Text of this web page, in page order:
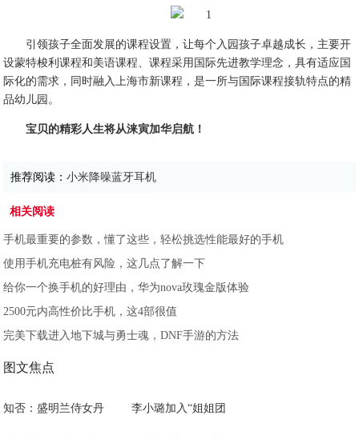
引领孩子全面发展的课程设置，让每个入园孩子卓越成长，主要开
设蒙特梭利课程和美语课程、课程采用国际先进教学理念，具有适应国
际化的需求，同时融入上海市新课程，是一所与国际课程接轨特点的精
品幼儿园。
宝贝的精彩人生将从涞寅加华启航！
推荐阅读：小米降噪蓝牙耳机
相关阅读
手机最重要的参数，懂了这些，轻松挑选性能最好的手机
使用手机充电桩有风险，这几点了解一下
给你一个换手机的好理由，华为nova玫瑰金版体验
2500元内高性价比手机，这4部很值
完美下载进入地下城与勇士魂，DNF手游的方法
图文焦点
知否：盛明兰侍女丹 李小璐加入“姐姐团